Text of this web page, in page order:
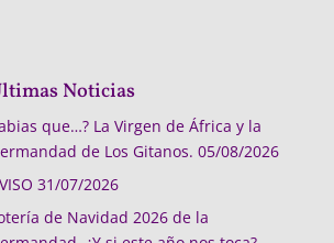
Noticias
que…? La Virgen de África y la
de Los Gitanos. 05/08/2026
31/07/2026
de Navidad 2026 de la